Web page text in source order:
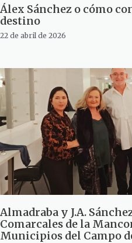
Álex Sánchez o cómo
destino
22 de abril de 2026
Almadraba y J.A.
Comarcales de la
Municipios del Campo